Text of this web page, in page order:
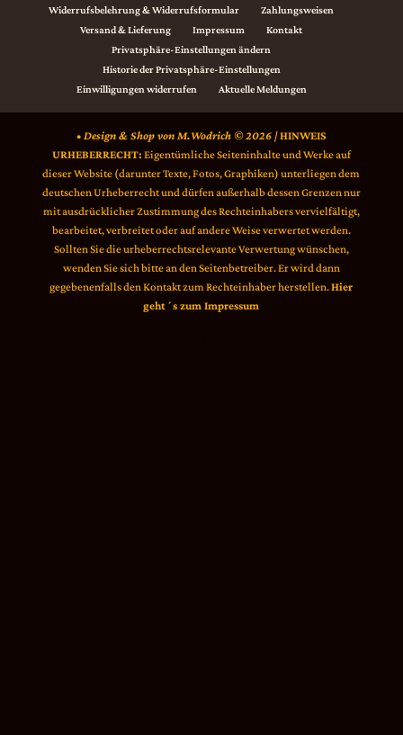
Widerrufsbelehrung & Widerrufsformular
Zahlungsweisen
Versand & Lieferung
Impressum
Kontakt
Privatsphäre-Einstellungen ändern
Historie der Privatsphäre-Einstellungen
Einwilligungen widerrufen
Aktuelle Meldungen
• Design & Shop von M.Wodrich © 2026 |HINWEIS
URHEBERRECHT: Eigentümliche Seiteninhalte und Werke auf
dieser Website (darunter Texte, Fotos, Graphiken) unterliegen dem
deutschen Urheberrecht und dürfen außerhalb dessen Grenzen nur
mit ausdrücklicher Zustimmung des Rechteinhabers vervielfältigt,
bearbeitet, verbreitet oder auf andere Weise verwertet werden.
Sollten Sie die urheberrechtsrelevante Verwertung wünschen,
wenden Sie sich bitte an den Seitenbetreiber. Er wird dann
gegebenenfalls den Kontakt zum Rechteinhaber herstellen.Hier
geht´s zum Impressum